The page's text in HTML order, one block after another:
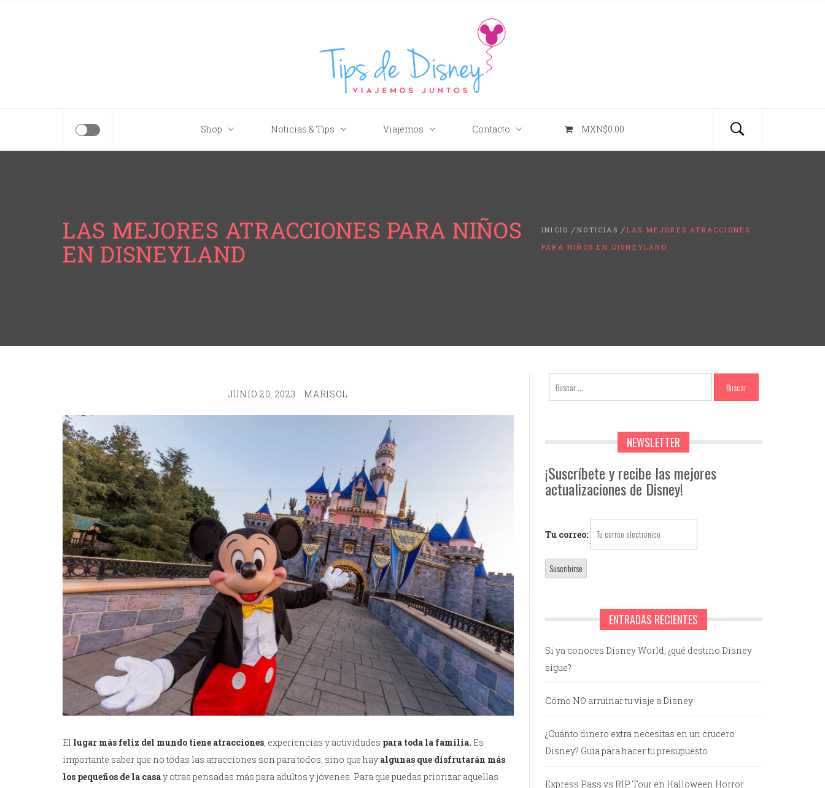
Tips de Disney
Shop
Noticias & Tips Viajemos Contacto MXN$0.00
LAS MEJORES ATRACCIONES PARA NIÑOS
EN DISNEYLAND
INICIO NOTICIAS
LAS MEJORES ATRACCIONES
PARA NIÑOS EN DISNEYLAND
JUNIO 20, 2023 MARISOL
El lugar más feliz del mundo tiene atracciones, experiencias y actividades para toda la familia. Es
importante saber que no todas las atracciones son para todos, sino que hay algunas que disfrutarán más
los pequeños de la casay otras pensadas más para adultos y jóvenes. Para que puedas priorizar aquellas
NEWSLETTER
¡Suscríbete y recibe las mejores
actualizaciones de Disney!
Tu correo:
ENTRADAS RECIENTES
Si ya conoces Disney World, ¿qué destino Disney
sigue?
Cómo NO arruinar tu viaje a Disney
¿Cuánto dinero extra necesitas en un crucero
Disney? Guía para hacer tu presupuesto
Express Pass vs RIP Tour en Halloween Horror